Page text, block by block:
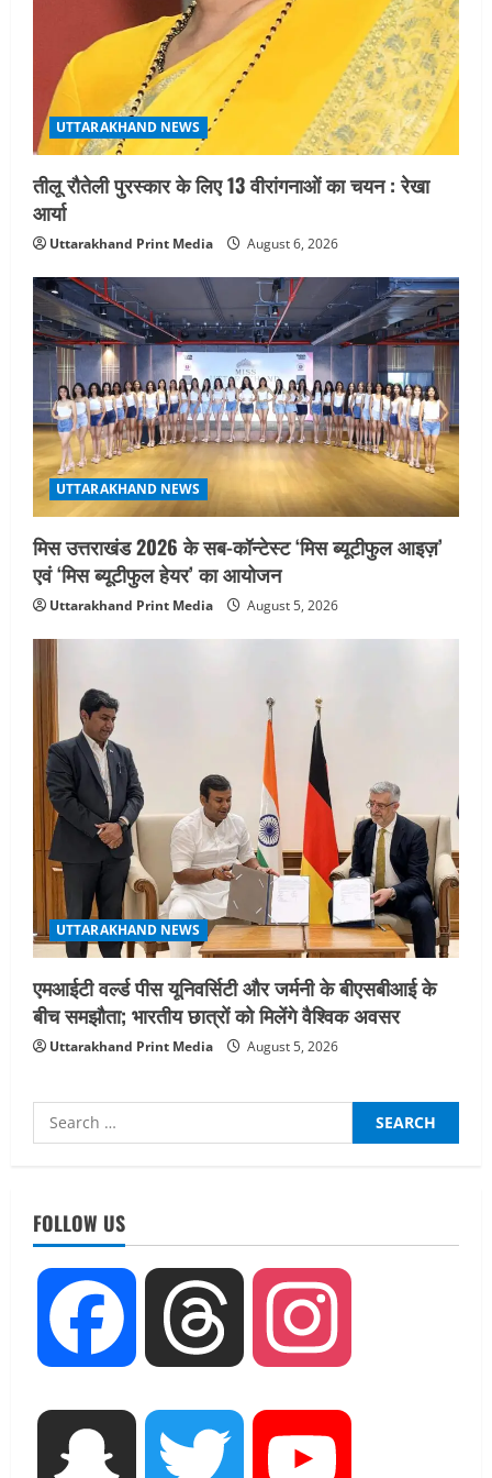
UTTARAKHAND NEWS
तीलू रौतेली पुरस्कार के लिए 13 वीरांगनाओं का चयन : रेखा
आर्या
Uttarakhand Print Media August 6, 2026
UTTARAKHAND NEWS
मिस उत्तराखंड 2026 के सब-कॉन्टेस्ट ‘मिस ब्यूटीफुल आइज़’
एवं ‘मिस ब्यूटीफुल हेयर’ का आयोजन
Uttarakhand Print Media August 5, 2026
UTTARAKHAND NEWS
एमआईटी वर्ल्ड पीस यूनिवर्सिटी और जर्मनी के बीएसबीआई के
बीच समझौता; भारतीय छात्रों को मिलेंगे वैश्विक अवसर
Uttarakhand Print Media August 5, 2026
Search
for:
FOLLOW US
Facebook Threads
Snapchat Twitter
UTTARAKHAND NEWS
एमआईटी वर्ल्ड पीस यूनिवर्सिटी और जर्मनी के
बीएसबीआई के बीच समझौता; भारतीय छात्रों
August 5, 2026
STATES NEWS
महाराज की राजस्थान के मुख्यमंत्री से